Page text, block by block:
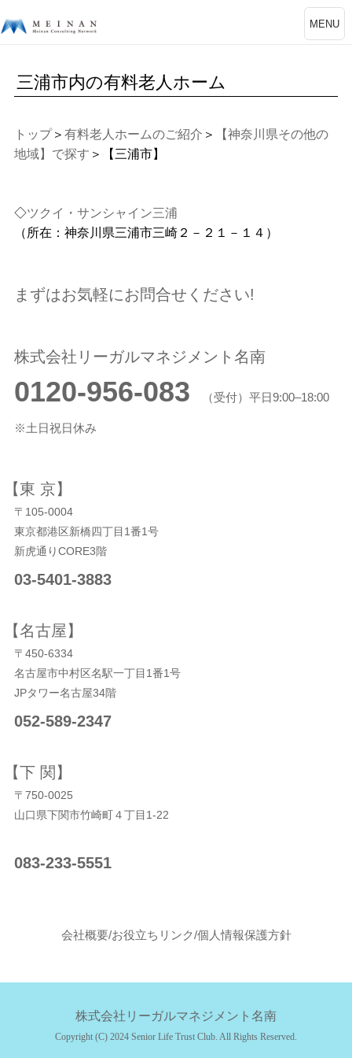
MENU
三浦市内の有料老人ホーム
トップ＞ 有料老人ホームのご紹介 ＞
【神奈川県その他の
地域】で探す ＞【三浦市】
◇ツクイ・サンシャイン三浦
（所在：神奈川県三浦市三崎２－２１－１４）
まずはお気軽にお問合せください!
株式会社リーガルマネジメント名南
0120-956-083 （受付）平日9:00–18:00
※土日祝日休み
【東 京】
〒105-0004
東京都港区新橋四丁目1番1号
新虎通りCORE3階
03-5401-3883
【名古屋】
〒450-6334
名古屋市中村区名駅一丁目1番1号
JPタワー名古屋34階
052-589-2347
【下 関】
〒750-0025
山口県下関市竹崎町４丁目1‐22
083-233-5551
会社概要/お役立ちリンク/個人情報保護方針
株式会社リーガルマネジメント名南
Copyright (C) 2024 Senior Life Trust Club. All Rights Reserved.